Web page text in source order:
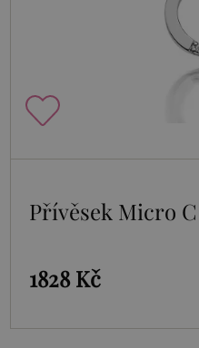
Přívěsek Micro
1828 Kč